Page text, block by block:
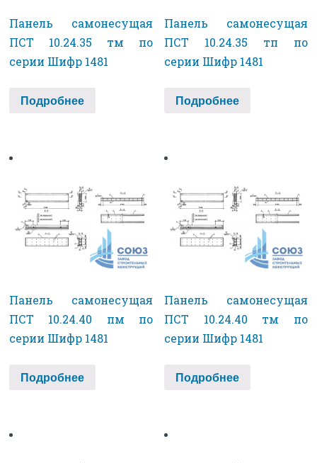
Панель самонесущая
ПСТ 10.24.35 тм по
серии Шифр 1481
Подробнее
Панель самонесущая
ПСТ 10.24.35 тп по
серии Шифр 1481
Подробнее
Панель самонесущая
ПСТ 10.24.40 пм по
серии Шифр 1481
Подробнее
Панель самонесущая
ПСТ 10.24.40 тм по
серии Шифр 1481
Подробнее